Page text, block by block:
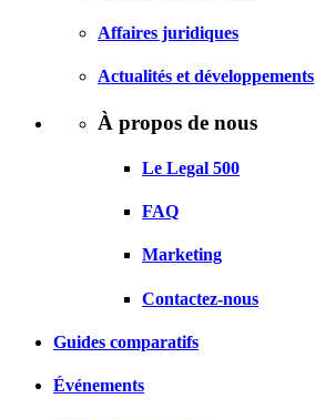
Affaires juridiques
Actualités et développements
À propos de nous
Le Legal 500
FAQ
Marketing
Contactez-nous
Guides comparatifs
Événements